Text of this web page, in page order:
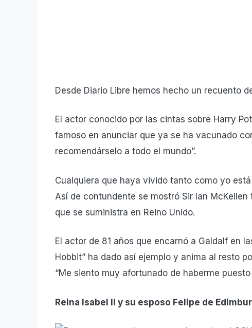
Desde Diario Libre hemos hecho un recuento
El actor conocido por las cintas sobre Harry
famoso en anunciar que ya se ha vacunado
recomendárselo a todo el mundo”.
Cualquiera que haya vivido tanto como yo
Así de contundente se mostró Sir Ian
que se suministra en Reino Unido.
El actor de 81 años que encarnó a Galdalf en
Hobbit” ha dado así ejemplo y anima al resto
“Me siento muy afortunado de haberme
Reina Isabel II y su esposo Felipe de